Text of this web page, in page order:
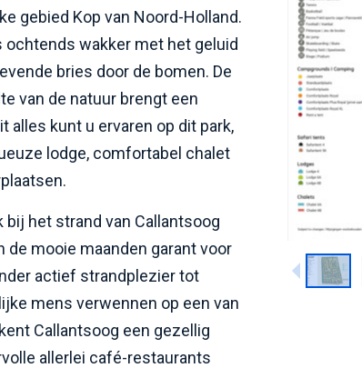
gebied Kop van Noord-Holland.
wakker met het geluid
bries door de bomen. De
van de natuur brengt een
alles kunt u ervaren op dit park,
lodge, comfortabel chalet
bij het strand van Callantsoog
de mooie maanden garant voor
actief strandplezier tot
mens verwennen op een van
Callantsoog een gezellig
allerlei café-restaurants